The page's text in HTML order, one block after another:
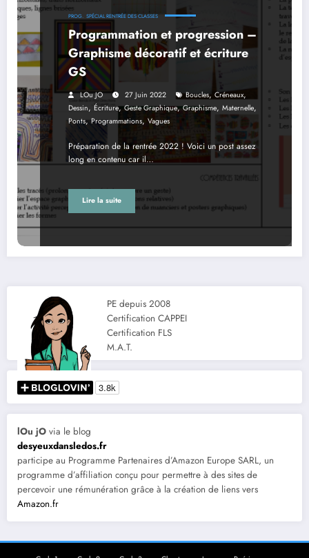
PROG. SPÉCIAL RENTRÉE DES CLASSES
Programmation et progression –
Graphisme décoratif et écriture
GS
LOu JO 27 Juin 2022 Boucles, Créneaux,
Dessin, Écriture,Geste Graphique,Graphisme, Maternelle,
Ponts,Programmations, Vagues
Préparation de la rentrée 2022 ! Voici un post assez
long en contenu car il…
Lire la suite
PE depuis 2008
Certification CAPPEI
Certification FLS
M.A.T.
lOu jO via le blog
desyeuxdansledos.fr
participe au Programme Partenaires d’Amazon Europe SARL, un
programme d’affiliation conçu pour permettre à des sites de
percevoir une rémunération grâce à la création de liens vers
Amazon.fr